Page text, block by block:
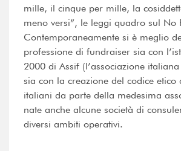
mille, il cinque per mille, la
meno versi”, le leggi quadro sul No
Contemporaneamente si è meglio
professione di fundraiser sia con
2000 di Assif (l’associazione
sia con la creazione del codice etico
italiani da parte della medesima
nate anche alcune società di
diversi ambiti operativi.